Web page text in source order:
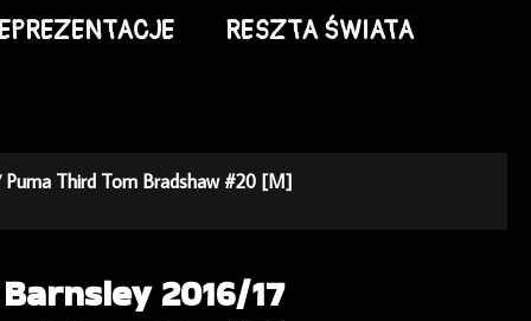
RESZTA ŚWIATA
Puma Third Tom Bradshaw #20 [M]
2016/17